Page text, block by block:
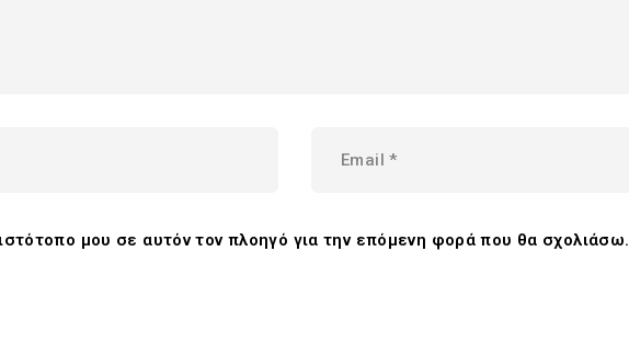
μου σε αυτόν τον πλοηγό για την επόμενη φορά που θα σχολιάσω.